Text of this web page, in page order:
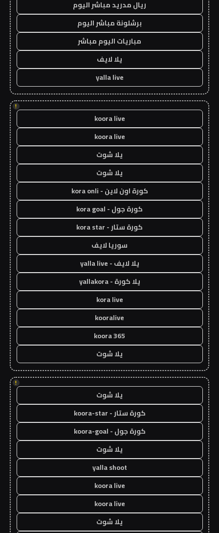
ريال مدريد مباشر اليوم
برشلونة مباشر اليوم
مباريات اليوم مباشر
يلا لايف
yalla live
!
koora live
koora live
يلا شوت
يلا شوت
كورة اون لاين - kora onli
كورة جول - kora goal
كورة ستار - kora star
سوريا لايف
يلا لايف - yalla live
يلا كورة - yallakora
kora live
kooralive
koora 365
يلا شوت
!
يلا شوت
كورة ستار - koora-star
كورة جول - koora-goal
يلا شوت
yalla shoot
koora live
koora live
يلا شوت